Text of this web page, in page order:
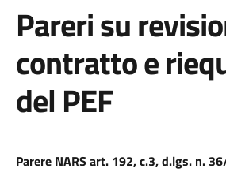
Pareri su
contratto e
del PEF
Parere NARS art. 192, c.3, d.lgs. n.